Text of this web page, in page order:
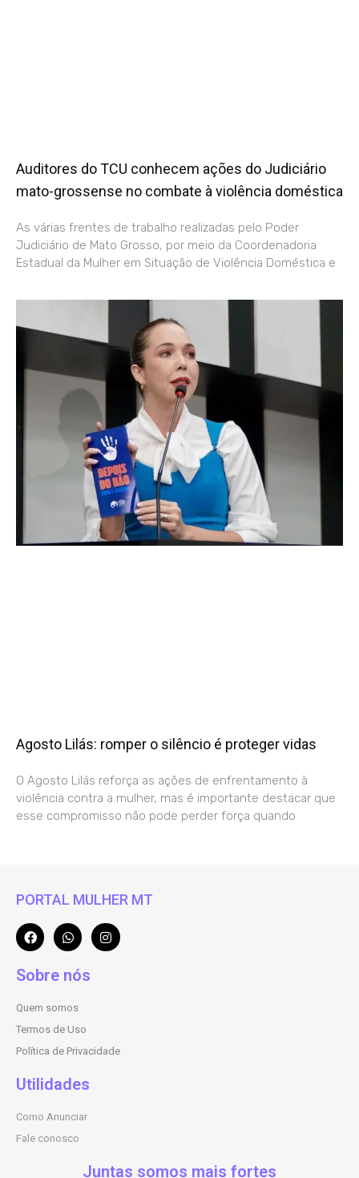
Auditores do TCU conhecem ações do Judiciário
mato-grossense no combate à violência doméstica
As várias frentes de trabalho realizadas pelo Poder
Judiciário de Mato Grosso, por meio da Coordenadoria
Estadual da Mulher em Situação de Violência Doméstica e
Agosto Lilás: romper o silêncio é proteger vidas
O Agosto Lilás reforça as ações de enfrentamento à
violência contra a mulher, mas é importante destacar que
esse compromisso não pode perder força quando
PORTAL MULHER MT
Sobre nós
Quem somos
Termos de Uso
Política de Privacidade
Utilidades
Como Anunciar
Fale conosco
Juntas somos mais fortes